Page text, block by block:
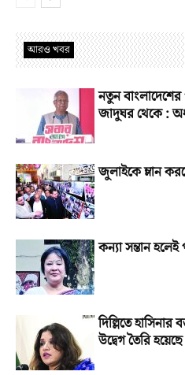
আরও খবর
নতুন
জাদুঘর থেকে :
জুলাইকে ম্লান
কন্যা সন্তান হলেই
দিল্লিতে
উদ্বেগ তৈরি